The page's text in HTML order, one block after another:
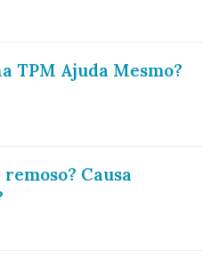
TPM Ajuda Mesmo?
Causa